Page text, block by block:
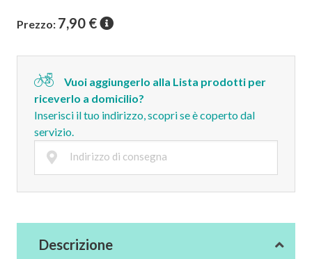
Prezzo: 7,90 €
Vuoi aggiungerlo alla Lista prodotti per
riceverlo a domicilio?
Inserisci il tuo indirizzo, scopri se è coperto dal
servizio.
Descrizione